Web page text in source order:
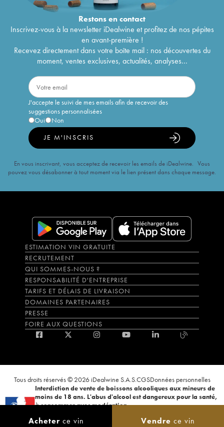
Acheter ce vin Vendre ce vin
Restons encontact
Inscrivez-vous à la newsletter iDealwine et profitez de nos pépites
en avant-première !
Recevez directement dans votre boîte mail : nos découvertes du
moment, ventes exclusives, actualités, analyses...
J'accepte le suivi de mes emails afin de recevoir des
suggestions personnalisées
Oui
Non
JE M'INSCRIS
En vous inscrivant, vous acceptez de recevoir les emails de iDealwine. Vous
pouvez vous désabonner à tout moment via le lien présent dans chaque message.
ESTIMATION VIN GRATUITE
RECRUTEMENT
QUI SOMMES-NOUS ?
RESPONSABILITÉ D'ENTREPRISE
TARIFS ET DÉLAIS DE LIVRAISON
DOMAINES PARTENAIRES
PRESSE
FOIRE AUX QUESTIONS
Tous droits réservés © 2026 iDealwine S.A.S.CGSDonnées personnelles
Interdiction de vente de boissons alcooliques aux mineurs de
moins de 18 ans. L'abus d'alcool est dangereux pour la santé,
à consommer avec modération.
ligne. CODE DE LA SANTÉ PUBLIQUE, ART.L.3342-1 et L.3353-3